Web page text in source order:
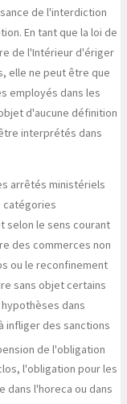
de l'interdiction
En tant que la loi de
de l'Intérieur d'ériger
elle ne peut être que
employés dans les
d'aucune définition
interprétés dans
arrêtés ministériels
catégories
selon le sens courant
des commerces non
ou le reconfinement
sans objet certains
dans
infliger des sanctions
de l'obligation
l'obligation pour les
dans l'horeca ou dans